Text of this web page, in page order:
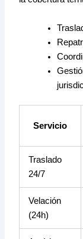
Servicio
Traslado
24/7
Velación
(24h)